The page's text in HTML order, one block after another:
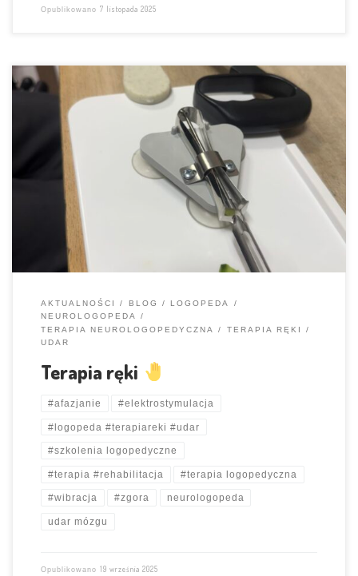
Opublikowano 7 listopada 2025
Po udarze mózgu pacjenci mają niedowłady ciała
, w tym ręki i
dłoni. Głębokie zaburzenie uniemożliwiają wykonywanie codziennych
czynności
obejrzyj, jakie narzędzia ułatwiają naszym pacjentom
funkcjonowanie
zobacz, jak można trenować rękę
https://www.facebook.com/share/r/1WpHj3wn7G/?mibextid=wwXIfr
AKTUALNOŚCI BLOG
LOGOPEDA
NEUROLOGOPEDA
TERAPIA NEUROLOGOPEDYCZNA
TERAPIA RĘKI
UDAR
Terapia ręki
#afazjanie #elektrostymulacja
#logopeda #terapiareki #udar
#szkolenia logopedyczne
#terapia #rehabilitacja #terapia logopedyczna
#wibracja #zgora neurologopeda
udar mózgu
Opublikowano 19 września 2025